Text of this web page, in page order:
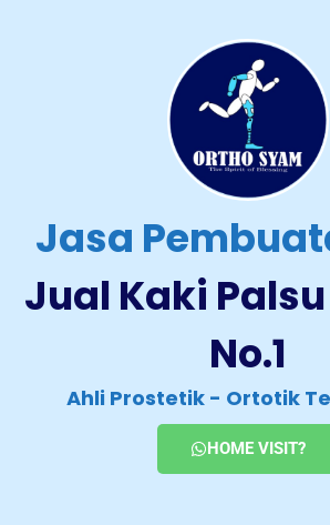
Jasa
Jual Kaki
No.1
Ahli Prostetik - Ortotik
HOME VISIT?